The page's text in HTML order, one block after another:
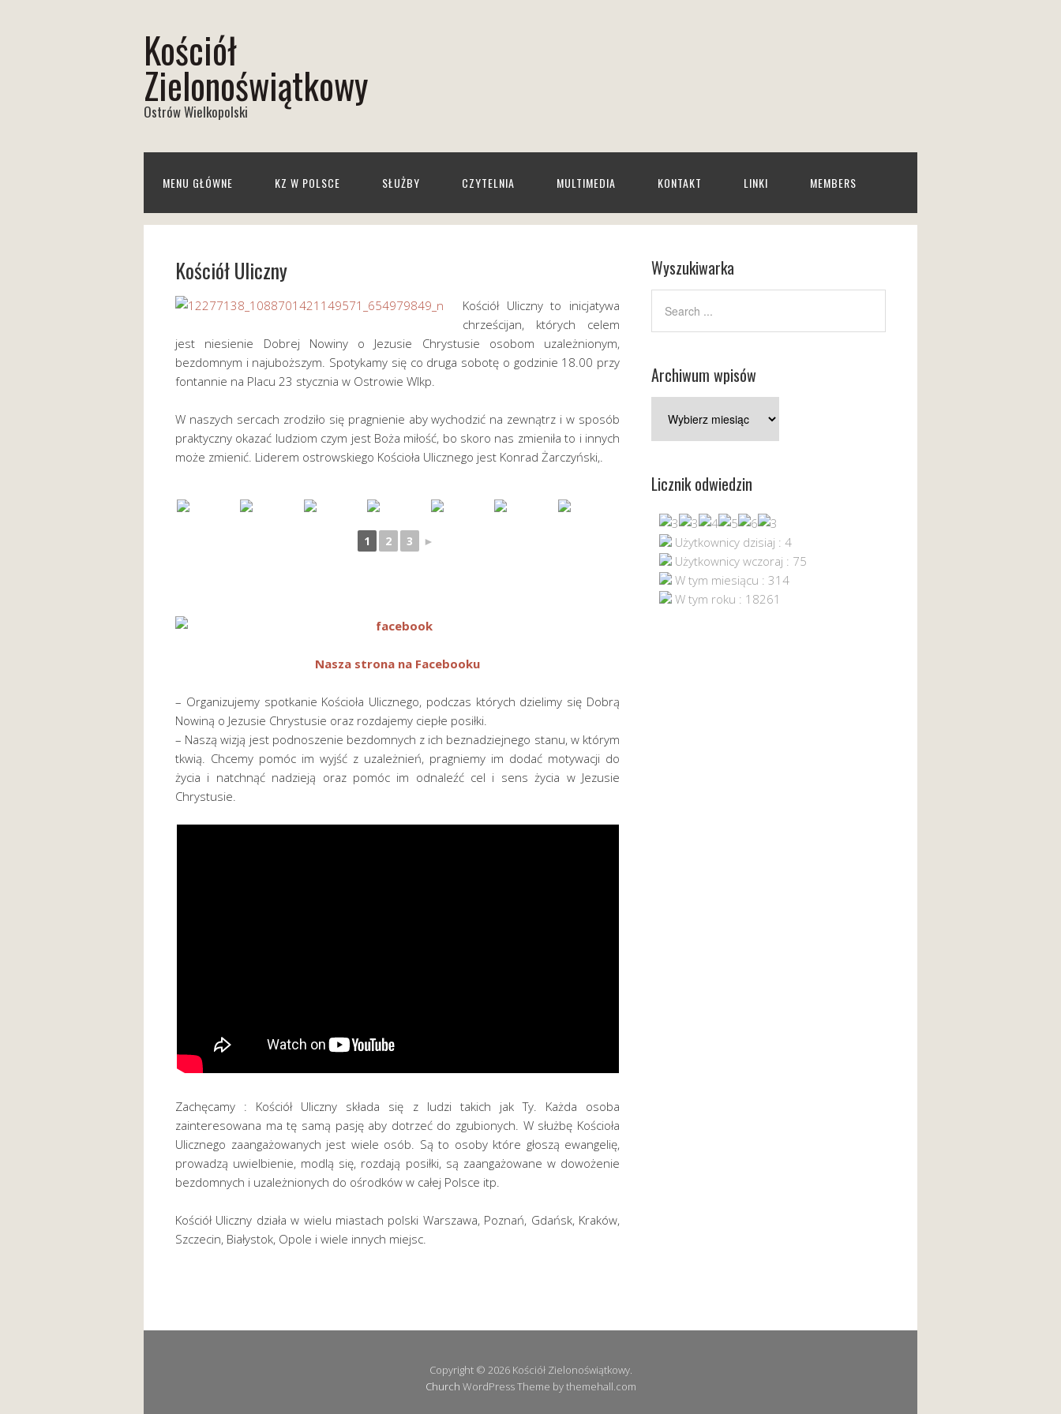
Kościół
Zielonoświątkowy
Ostrów Wielkopolski
MENU GŁÓWNE KZ W POLSCE SŁUŻBY CZYTELNIA MULTIMEDIA KONTAKT LINKI MEMBERS
Kościół Uliczny
Kościół Uliczny to inicjatywa
chrześcijan, których celem
jest niesienie Dobrej Nowiny o Jezusie Chrystusie osobom uzależnionym,
bezdomnym i najuboższym. Spotykamy się co druga sobotę o godzinie 18.00 przy
fontannie na Placu 23 stycznia w Ostrowie Wlkp.
W naszych sercach zrodziło się pragnienie aby wychodzić na zewnątrz i w sposób
praktyczny okazać ludziom czym jest Boża miłość, bo skoro nas zmieniła to i innych
może zmienić. Liderem ostrowskiego Kościoła Ulicznego jest Konrad Żarczyński,.
1 2 3 ►
Nasza strona na Facebooku
– Organizujemy spotkanie Kościoła Ulicznego, podczas których dzielimy się Dobrą
Nowiną o Jezusie Chrystusie oraz rozdajemy ciepłe posiłki.
– Naszą wizją jest podnoszenie bezdomnych z ich beznadziejnego stanu, w którym
tkwią. Chcemy pomóc im wyjść z uzależnień, pragniemy im dodać motywacji do
życia i natchnąć nadzieją oraz pomóc im odnaleźć cel i sens życia w Jezusie
Chrystusie.
Zachęcamy : Kościół Uliczny składa się z ludzi takich jak Ty. Każda osoba
zainteresowana ma tę samą pasję aby dotrzeć do zgubionych. W służbę Kościoła
Ulicznego zaangażowanych jest wiele osób. Są to osoby które głoszą ewangelię,
prowadzą uwielbienie, modlą się, rozdają posiłki, są zaangażowane w dowożenie
bezdomnych i uzależnionych do ośrodków w całej Polsce itp.
Kościół Uliczny działa w wielu miastach polski Warszawa, Poznań, Gdańsk, Kraków,
Szczecin, Białystok, Opole i wiele innych miejsc.
Wyszukiwarka
Archiwum wpisów
wpisów
Licznik odwiedzin
Użytkownicy dzisiaj : 4
Użytkownicy wczoraj : 75
W tym miesiącu : 314
W tym roku : 18261
Copyright © 2026 Kościół Zielonoświątkowy.
Church WordPress Theme by themehall.com